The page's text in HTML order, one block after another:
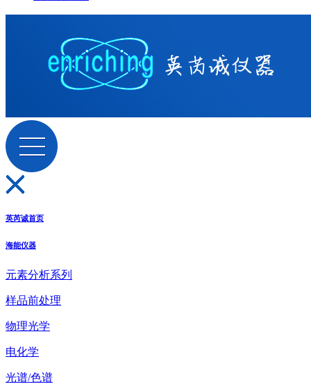
英芮诚首页
海能仪器
元素分析系列
样品前处理
物理光学
电化学
光谱/色谱